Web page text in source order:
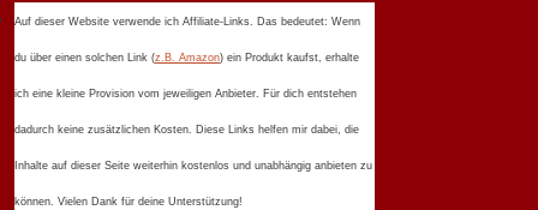
Auf dieser Website verwende ich Affiliate-Links. Das bedeutet: Wenn
du über einen solchen Link (z.B. Amazon) ein Produkt kaufst, erhalte
ich eine kleine Provision vom jeweiligen Anbieter. Für dich entstehen
dadurch keine zusätzlichen Kosten. Diese Links helfen mir dabei, die
Inhalte auf dieser Seite weiterhin kostenlos und unabhängig anbieten zu
können. Vielen Dank für deine Unterstützung!